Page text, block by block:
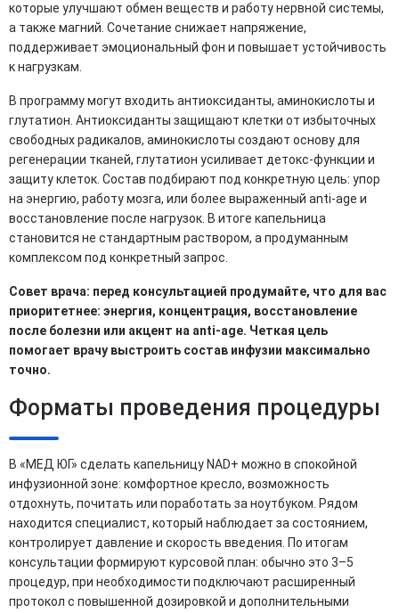
которые улучшают обмен веществ и работу нервной системы,
а также магний. Сочетание снижает напряжение,
поддерживает эмоциональный фон и повышает устойчивость
к нагрузкам.
В программу могут входить антиоксиданты, аминокислоты и
глутатион. Антиоксиданты защищают клетки от избыточных
свободных радикалов, аминокислоты создают основу для
регенерации тканей, глутатион усиливает детокс-функции и
защиту клеток. Состав подбирают под конкретную цель: упор
на энергию, работу мозга, или более выраженный anti-age и
восстановление после нагрузок. В итоге капельница
становится не стандартным раствором, а продуманным
комплексом под конкретный запрос.
Совет врача: перед консультацией продумайте, что для вас
приоритетнее: энергия, концентрация, восстановление
после болезни или акцент на anti-age. Четкая цель
помогает врачу выстроить состав инфузии максимально
точно.
Форматы проведения процедуры
В «МЕД ЮГ» сделать капельницу NAD+ можно в спокойной
инфузионной зоне: комфортное кресло, возможность
отдохнуть, почитать или поработать за ноутбуком. Рядом
находится специалист, который наблюдает за состоянием,
контролирует давление и скорость введения. По итогам
консультации формируют курсовой план: обычно это 3–5
процедур, при необходимости подключают расширенный
протокол с повышенной дозировкой и дополнительными